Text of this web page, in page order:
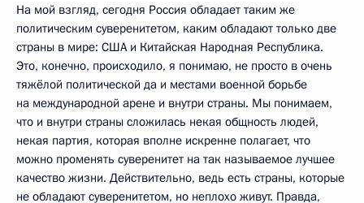
На мой взгляд, сегодня Россия обладает таким же
политическим суверенитетом, каким обладают только две
страны в мире: США и Китайская Народная Республика.
Это, конечно, происходило, я понимаю, не просто в очень
тяжёлой политической да и местами военной борьбе
на международной арене и внутри страны. Мы понимаем,
что и внутри страны сложилась некая общность людей,
некая партия, которая вполне искренне полагает, что
можно променять суверенитет на так называемое лучшее
качество жизни. Действительно, ведь есть страны, которые
не обладают суверенитетом, но неплохо живут. Правда,